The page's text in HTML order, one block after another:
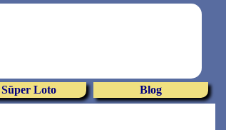
Süper Loto Blog